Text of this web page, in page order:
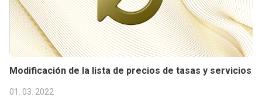
Modificación de la lista de precios de tasas y servicios
01. 03. 2022